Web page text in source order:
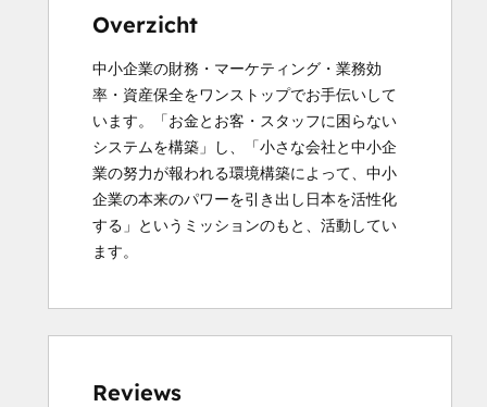
Overzicht
中小企業の財務・マーケティング・業務効
率・資産保全をワンストップでお手伝いして
います。「お金とお客・スタッフに困らない
システムを構築」し、「小さな会社と中小企
業の努力が報われる環境構築によって、中小
企業の本来のパワーを引き出し日本を活性化
する」というミッションのもと、活動してい
ます。
Reviews